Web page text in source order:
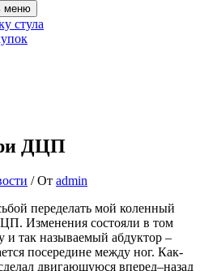
меню
стула
ДЦП
/ От admin
переделать мой коленный
Изменения состояли в том
и так называемый абдуктор –
посередине между ног. Как-
двигающуюся вперед–назад